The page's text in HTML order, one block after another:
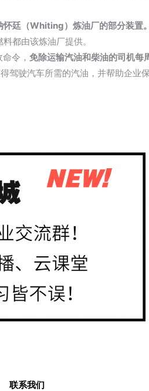
廷（Whiting）炼油厂的部分装置。
都由该炼油厂提供。
令， 免除运输汽油和柴油的司机每
驶汽车所需的汽油，并帮助企业
联系我们